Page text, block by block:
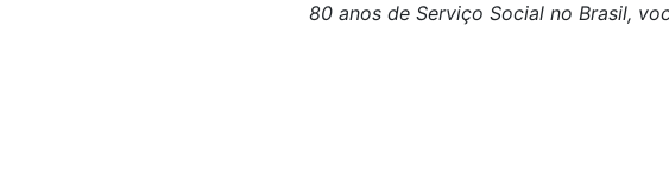
80 anos de Serviço Social no Brasil,